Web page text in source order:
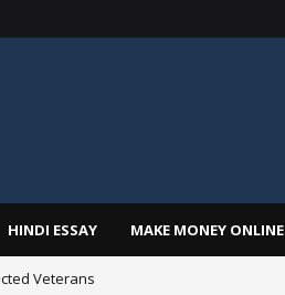
HINDI ESSAY MAKE MONEY ONLINE
Veterans